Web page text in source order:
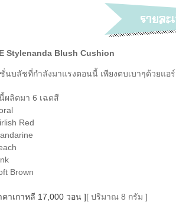
Stylenanda Blush Cushion
นบลัชที่กำลังมาแรงตอนนี้ เพียงตบเบาๆด้วยแ
ผลิตมา 6 เฉดสี
Red
Brown
คาเกาหลี 17,000 วอน ][ ปริมาณ 8 กรัม ]